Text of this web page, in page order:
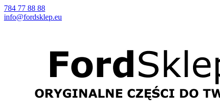
784 77 88 88
info@fordsklep.eu